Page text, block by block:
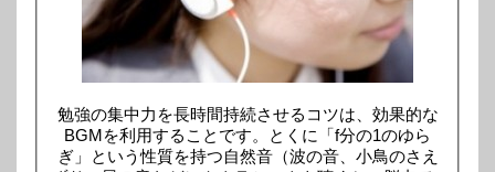
勉強の集中力を長時間持続させるコツは、効果的な
BGMを利用することです。とくに「f分の1のゆら
ぎ」という性質を持つ自然音（波の音、小鳥のさえ